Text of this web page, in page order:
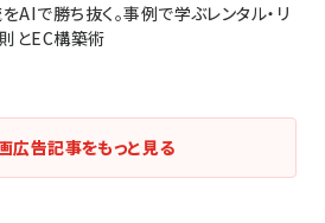
AIで勝ち抜く。事例で学ぶレンタル・リ
とEC構築術
広告記事をもっと見る